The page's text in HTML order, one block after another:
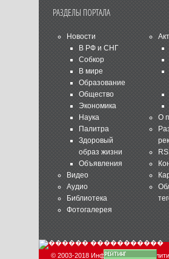
РАЗДЕЛЫ ПОРТАЛА
Новости
В РФ и СНГ
Собкор
В мире
Образование
Общество
Экономика
Наука
Палитра
Здоровый
образ жизни
Объявления
Видео
Аудио
Библиотека
Фотогалерея
О
© 2003-2018 Информационно-